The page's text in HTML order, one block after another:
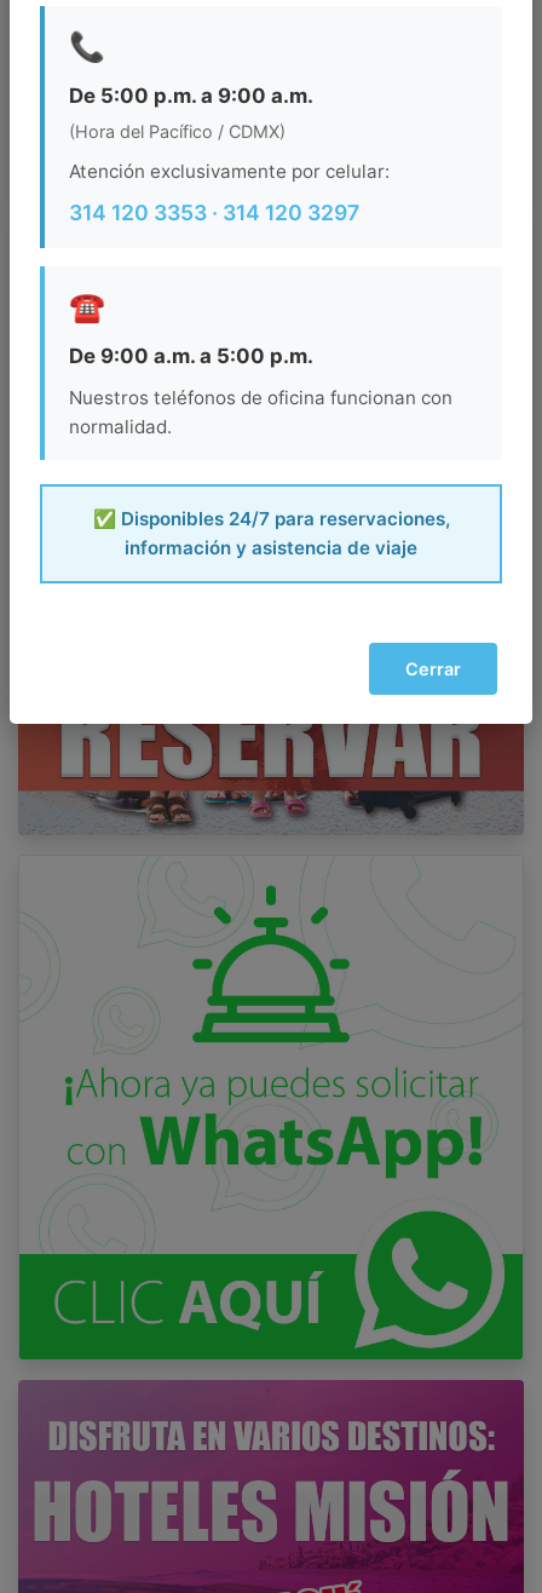
Ocupacion
📞
De 5:00 p.m. a 9:00 a.m.
(Hora del Pacífico / CDMX)
Atención exclusivamente por celular:
314 120 3353 · 314 120 3297
☎️
De 9:00 a.m. a 5:00 p.m.
Nuestros teléfonos de oficina funcionan con
normalidad.
✅ Disponibles 24/7 para reservaciones,
información y asistencia de viaje
Cerrar